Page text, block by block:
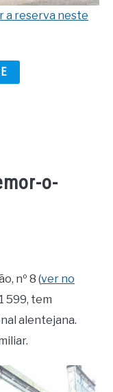
a reserva neste
o-
nº 8 (ver no
599, tem
alentejana.